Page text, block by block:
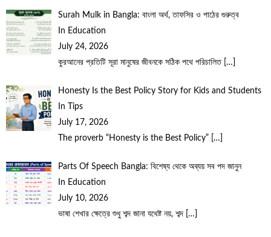
Surah Mulk in Bangla: বাংলা অর্থ, তাফসির ও পাঠের গুরুত্ব
In Education
July 24, 2026
কুরআনের প্রতিটি সূরা মানুষের জীবনকে সঠিক পথে পরিচালিত […]
Honesty Is the Best Policy Story for Kids and Students
In Tips
July 17, 2026
The proverb “Honesty is the Best Policy”
[…]
Parts Of Speech Bangla: বিশেষ্য থেকে অব্যয় সব পদ জানুন
In Education
July 10, 2026
ভাষা শেখার ক্ষেত্রে শুধু শব্দ জানা যথেষ্ট নয়, শব্দ […]